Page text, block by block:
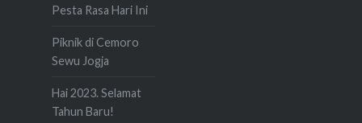
Pesta Rasa Hari Ini
Piknik di Cemoro
Sewu Jogja
Hai 2023. Selamat
Tahun Baru!